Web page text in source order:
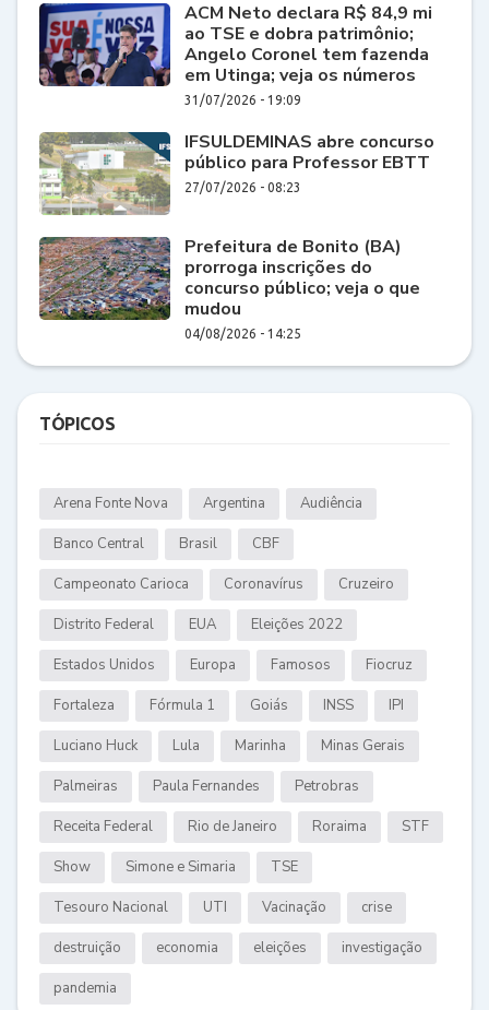
ACM Neto declara R$ 84,9 mi
ao TSE e dobra patrimônio;
Angelo Coronel tem fazenda
em Utinga; veja os números
31/07/2026 - 19:09
IFSULDEMINAS abre concurso
público para Professor EBTT
27/07/2026 - 08:23
Prefeitura de Bonito (BA)
prorroga inscrições do
concurso público; veja o que
mudou
04/08/2026 - 14:25
TÓPICOS
Arena Fonte Nova Argentina Audiência
Banco Central Brasil CBF
Campeonato Carioca Coronavírus Cruzeiro
Distrito Federal EUA Eleições 2022
Estados Unidos Europa Famosos Fiocruz
Fortaleza Fórmula 1 Goiás INSS IPI
Luciano Huck Lula Marinha Minas Gerais
Palmeiras Paula Fernandes Petrobras
Receita Federal Rio de Janeiro Roraima STF
Show Simone e Simaria TSE
Tesouro Nacional UTI Vacinação crise
destruição economia eleições investigação
pandemia